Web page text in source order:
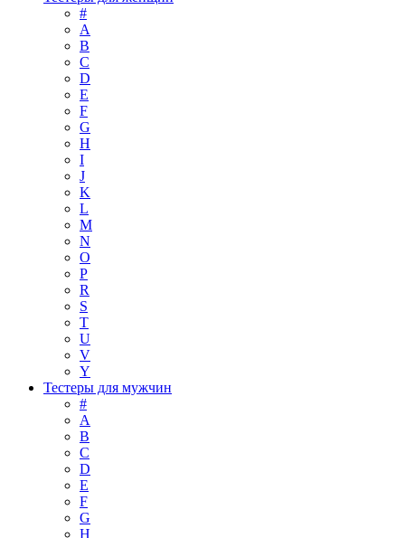
#
A
B
C
D
E
F
G
H
I
J
K
L
M
N
O
P
R
S
T
U
V
Y
Тестеры для мужчин
#
A
B
C
D
E
F
G
H